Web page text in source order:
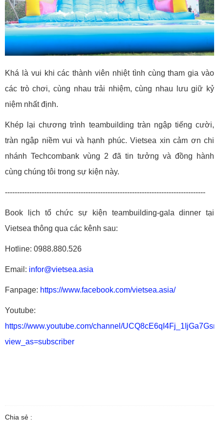
Khá là vui khi các thành viên nhiệt tình cùng tham gia vào
các trò chơi, cùng nhau trải nhiệm, cùng nhau lưu giữ kỷ
niệm nhất định.
Khép lại chương trình teambuilding tràn ngập tiếng cười,
tràn ngập niềm vui và hạnh phúc. Vietsea xin cảm ơn chi
nhánh Techcombank vùng 2 đã tin tưởng và đồng hành
cùng chúng tôi trong sự kiện này.
----------------------------------------------------------------------------------
Book lịch tổ chức sự kiện teambuilding-gala dinner tại
Vietsea thông qua các kênh sau:
Hotline: 0988.880.526
Email: infor@vietsea.asia
Fanpage: https://www.facebook.com/vietsea.asia/
Youtube:
https://www.youtube.com/channel/
view_as=subscriber
Chia sẻ :